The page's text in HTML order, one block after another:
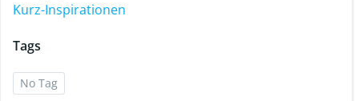
Kurz-Inspirationen
Tags
No Tag